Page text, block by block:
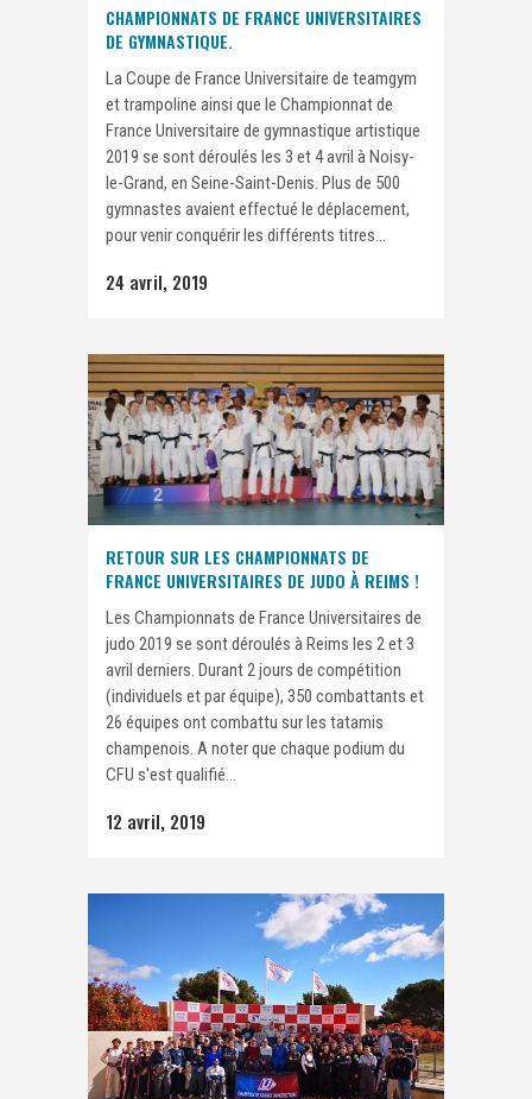
CHAMPIONNATS DE FRANCE UNIVERSITAIRES
DE GYMNASTIQUE.
La Coupe de France Universitaire de teamgym
et trampoline ainsi que le Championnat de
France Universitaire de gymnastique artistique
2019 se sont déroulés les 3 et 4 avril à Noisy-
le-Grand, en Seine-Saint-Denis. Plus de 500
gymnastes avaient effectué le déplacement,
pour venir conquérir les différents titres...
24 avril, 2019
RETOUR SUR LES CHAMPIONNATS DE
FRANCE UNIVERSITAIRES DE JUDO À REIMS !
Les Championnats de France Universitaires de
judo 2019 se sont déroulés à Reims les 2 et 3
avril derniers. Durant 2 jours de compétition
(individuels et par équipe), 350 combattants et
26 équipes ont combattu sur les tatamis
champenois. A noter que chaque podium du
CFU s'est qualifié...
12 avril, 2019